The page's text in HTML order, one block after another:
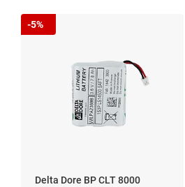
Delta Dore BP CLT 8000
-5%